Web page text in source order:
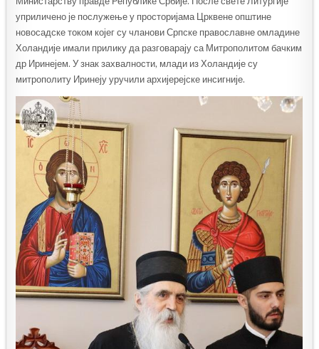
уприличено је послужење у просторијама Црквене општине
новосадске током којег су чланови Српске православне омладине
Холандије имали прилику да разговарају са Митрополитом бачким
др Иринејем. У знак захвалности, млади из Холандије су
митрополиту Иринеју уручили архијерејске инсигније.